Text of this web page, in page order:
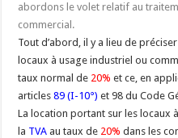
abordons le volet relatif au
commercial.
Tout d’abord, il y a lieu de
locaux à usage industriel ou
taux normal de 20% et ce, en
articles89 (I-10°)et 98 du Code
La location portant sur les locaux
la TVA au taux de 20% dans les